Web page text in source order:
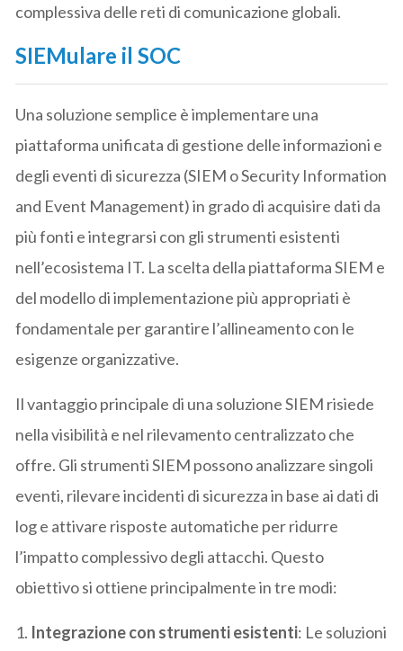
complessiva delle reti di comunicazione globali.
SIEMulare il SOC
Una soluzione semplice è implementare una
piattaforma unificata di gestione delle informazioni e
degli eventi di sicurezza (SIEM o Security Information
and Event Management) in grado di acquisire dati da
più fonti e integrarsi con gli strumenti esistenti
nell’ecosistema IT. La scelta della piattaforma SIEM e
del modello di implementazione più appropriati è
fondamentale per garantire l’allineamento con le
esigenze organizzative.
Il vantaggio principale di una soluzione SIEM risiede
nella visibilità e nel rilevamento centralizzato che
offre. Gli strumenti SIEM possono analizzare singoli
eventi, rilevare incidenti di sicurezza in base ai dati di
log e attivare risposte automatiche per ridurre
l’impatto complessivo degli attacchi. Questo
obiettivo si ottiene principalmente in tre modi:
1. Integrazione con strumenti esistenti: Le soluzioni